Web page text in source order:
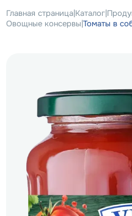
Главная страница|Каталог|
Овощные консервы|Томаты в